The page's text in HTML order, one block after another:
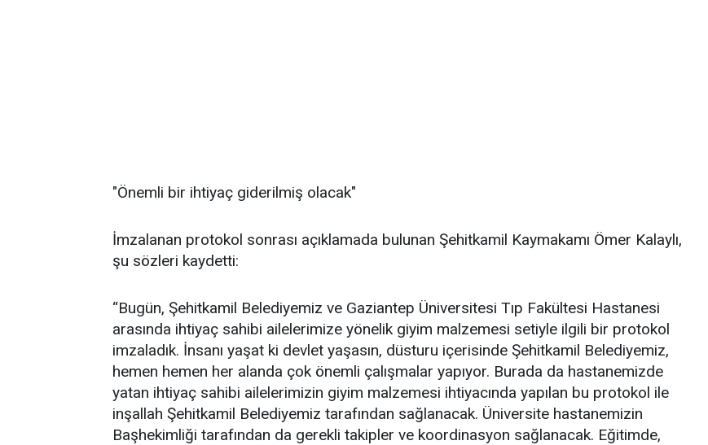
"Önemli bir ihtiyaç giderilmiş olacak"
İmzalanan protokol sonrası açıklamada bulunan Şehitkamil Kaymakamı Ömer Kalaylı,
şu sözleri kaydetti:
“Bugün, Şehitkamil Belediyemiz ve Gaziantep Üniversitesi Tıp Fakültesi Hastanesi
arasında ihtiyaç sahibi ailelerimize yönelik giyim malzemesi setiyle ilgili bir protokol
imzaladık. İnsanı yaşat ki devlet yaşasın, düsturu içerisinde Şehitkamil Belediyemiz,
hemen hemen her alanda çok önemli çalışmalar yapıyor. Burada da hastanemizde
yatan ihtiyaç sahibi ailelerimizin giyim malzemesi ihtiyacında yapılan bu protokol ile
inşallah Şehitkamil Belediyemiz tarafından sağlanacak. Üniversite hastanemizin
Başhekimliği tarafından da gerekli takipler ve koordinasyon sağlanacak. Eğitimde,